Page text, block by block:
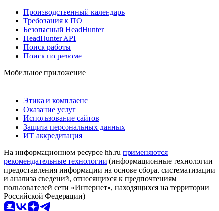
Производственный календарь
Требования к ПО
Безопасный HeadHunter
HeadHunter API
Поиск работы
Поиск по резюме
Мобильное приложение
Этика и комплаенс
Оказание услуг
Использование сайтов
Защита персональных данных
ИТ аккредитация
На информационном ресурсе hh.ru применяются
рекомендательные технологии (информационные технологии
предоставления информации на основе сбора, систематизации
и анализа сведений, относящихся к предпочтениям
пользователей сети «Интернет», находящихся на территории
Российской Федерации)